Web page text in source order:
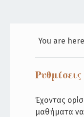
You are
Έχοντας
μαθήματα να